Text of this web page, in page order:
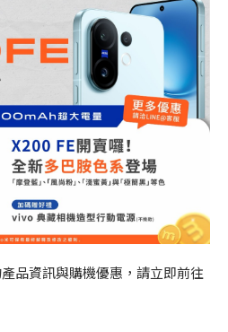
品資訊與購機優惠，請立即前往